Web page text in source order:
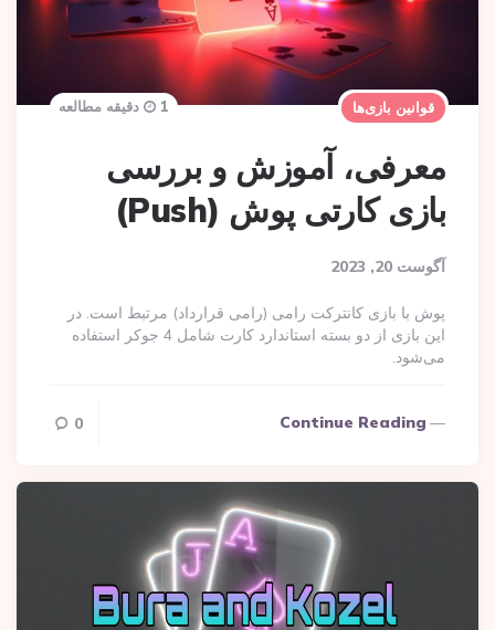
قوانین بازی‌ها
معرفی، آموزش و بررسی
بازی کارتی پوش (Push)
آگوست 20, 2023
1 دقیقه مطالعه
پوش با بازی کانترکت رامی (رامی قرارداد) مرتبط است. در
این بازی از دو بسته استاندارد کارت شامل 4 جوکر استفاده
می‌شود.
Continue Reading
0